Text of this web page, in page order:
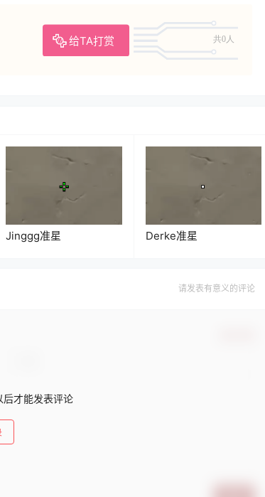
给TA打赏 共0人
Jinggg准星 Derke准星
请发表有意义的评论
后才能发表评论